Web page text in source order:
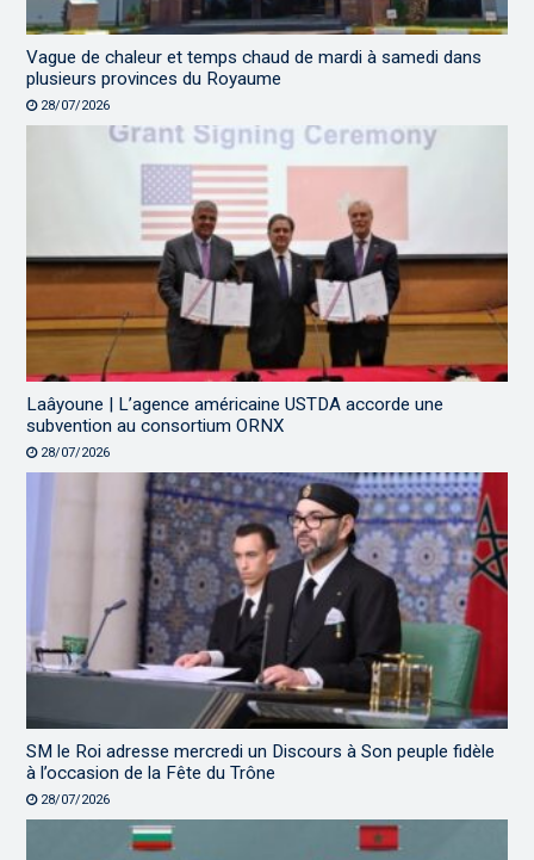
Vague de chaleur et temps chaud de mardi à samedi dans
plusieurs provinces du Royaume
28/07/2026
Laâyoune | L’agence américaine USTDA accorde une
subvention au consortium ORNX
28/07/2026
SM le Roi adresse mercredi un Discours à Son peuple fidèle
à l’occasion de la Fête du Trône
28/07/2026